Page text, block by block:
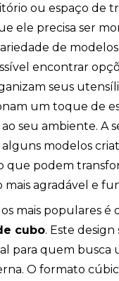
ou espaço de
ele precisa ser
de
encontrar
seus
um toque de
seu ambiente. A
modelos
que podem
mais agradável e
mais populares é
cubo. Este design
para quem busca
O formato